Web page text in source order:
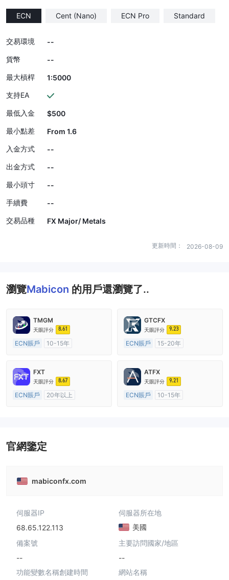
ECN Cent (Nano) ECN Pro Standard
交易環境
--
貨幣
--
最大槓桿
1:5000
支持EA
最低入金
$500
最小點差
From 1.6
入金方式
--
出金方式
--
最小頭寸
--
手續費
--
交易品種
FX Major/ Metals
更新時間： 2026-08-09
瀏覽Mabicon 的用戶還瀏覽了..
TMGM
天眼評分 8.61
ECN賬戶
10-15年
主標MT4
GTCFX
天眼評分 9.23
ECN賬戶
15-20年
主標MT4
FXT
天眼評分 8.67
ECN賬戶
20年以上
ATFX
天眼評分 9.21
ECN賬戶
10-15年
官網鑒定
mabiconfx.com
伺服器IP
68.65.122.113
伺服器所在地
美國
備案號
--
主要訪問國家/地區
--
功能變數名稱創建時間
網站名稱